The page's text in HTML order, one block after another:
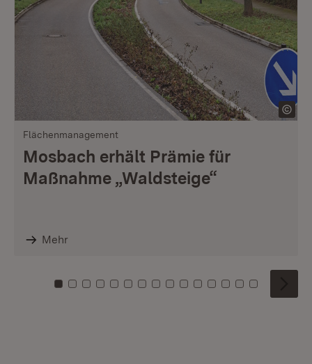
Flächenmanagement
Mosbach erhält Prämie für
Maßnahme „Waldsteige“
Mehr
Zu Kachel: 0
Zu Kachel: 1
Zu Kachel: 2
Zu Kachel: 3
Zu Kachel: 4
Zu Kachel: 5
Zu Kachel: 6
Zu Kachel: 7
Zu Kachel: 8
Zu Kachel: 9
Zu Kachel: 10
Zu Kachel: 11
Zu Kachel: 12
Zu Kachel:
Zu